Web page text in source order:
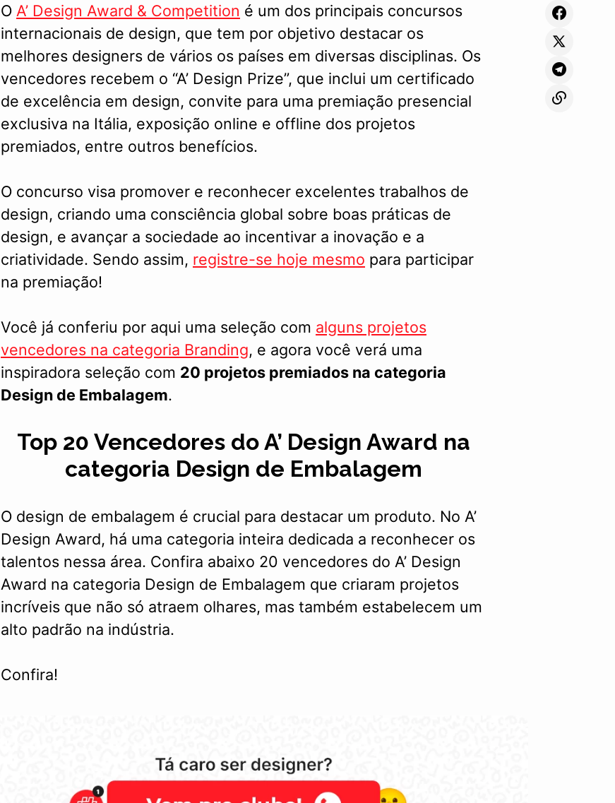
O A’ Design Award & Competition é um dos principais concursos
internacionais de design, que tem por objetivo destacar os
melhores designers de vários os países em diversas disciplinas. Os
vencedores recebem o “A’ Design Prize”, que inclui um certificado
de excelência em design, convite para uma premiação presencial
exclusiva na Itália, exposição online e offline dos projetos
premiados, entre outros benefícios.
O concurso visa promover e reconhecer excelentes trabalhos de
design, criando uma consciência global sobre boas práticas de
design, e avançar a sociedade ao incentivar a inovação e a
criatividade. Sendo assim, registre-se hoje mesmo para participar
na premiação!
Você já conferiu por aqui uma seleção com alguns projetos
vencedores na categoria Branding, e agora você verá uma
inspiradora seleção com 20 projetos premiados na categoria
Design de Embalagem.
Top 20 Vencedores do A’ Design Award na
categoria Design de Embalagem
O design de embalagem é crucial para destacar um produto. No A’
Design Award, há uma categoria inteira dedicada a reconhecer os
talentos nessa área. Confira abaixo 20 vencedores do A’ Design
Award na categoria Design de Embalagem que criaram projetos
incríveis que não só atraem olhares, mas também estabelecem um
alto padrão na indústria.
Confira!